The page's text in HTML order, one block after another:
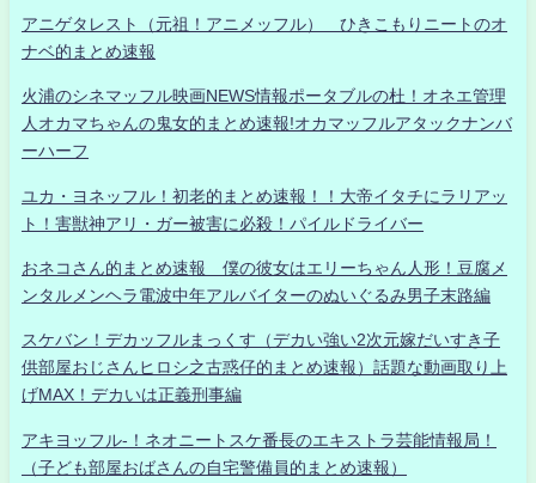
アニゲタレスト（元祖！アニメッフル） ひきこもりニートのオ
ナベ的まとめ速報
火浦のシネマッフル映画NEWS情報ポータブルの杜！オネエ管理
人オカマちゃんの鬼女的まとめ速報!オカマッフルアタックナンバ
ーハーフ
ユカ・ヨネッフル！初老的まとめ速報！！大帝イタチにラリアッ
ト！害獣神アリ・ガー被害に必殺！パイルドライバー
おネコさん的まとめ速報 僕の彼女はエリーちゃん人形！豆腐メ
ンタルメンヘラ電波中年アルバイターのぬいぐるみ男子末路編
スケバン！デカッフルまっくす（デカい強い2次元嫁だいすき子
供部屋おじさんヒロシ之古惑仔的まとめ速報）話題な動画取り上
げMAX！デカいは正義刑事編
アキヨッフル-！ネオニートスケ番長のエキストラ芸能情報局！
（子ども部屋おばさんの自宅警備員的まとめ速報）